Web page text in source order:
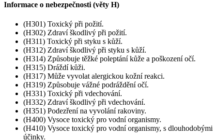
Informace o nebezpečnosti (věty H)
(H301) Toxický při požití.
(H302) Zdraví škodlivý při požití.
(H311) Toxický při styku s kůží.
(H312) Zdraví škodlivý při styku s kůží.
(H314) Způsobuje těžké poleptání kůže a poškození očí.
(H315) Dráždí kůži.
(H317) Může vyvolat alergickou kožní reakci.
(H319) Způsobuje vážné podráždění očí.
(H331) Toxický při vdechování.
(H332) Zdraví škodlivý při vdechování.
(H351) Podezření na vyvolání rakoviny.
(H400) Vysoce toxický pro vodní organismy.
(H410) Vysoce toxický pro vodní organismy, s dlouhodobými
účinky.